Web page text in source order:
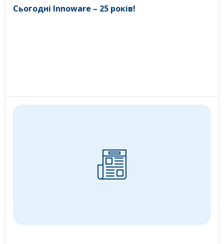
Сьогодні Innoware – 25 років!